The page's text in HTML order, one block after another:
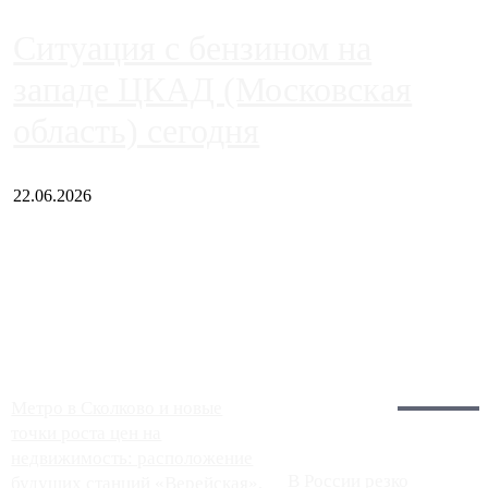
22.06.2026